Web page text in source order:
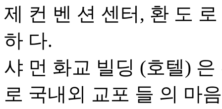
제 컨 벤 션 센터, 환 도
하 다.
샤 먼 화교 빌딩 (호텔)
로 국내외 교포 들 의 마